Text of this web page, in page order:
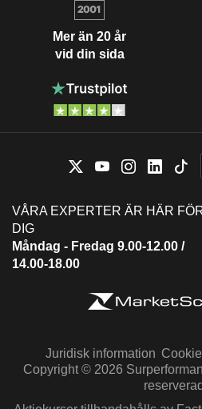
Mer än 20 år
vid din sida
VÅRA EXPERTER ÄR HÄR
DIG
Måndag - Fredag 9.00-12.00 /
14.00-18.00
Juridisk information
Copyright © 2026